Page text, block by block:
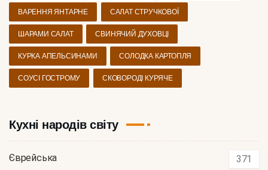
ВАРЕННЯ ЯНТАРНЕ САЛАТ СТРУЧКОВОЇ
ШАРАМИ САЛАТ СВИНЯЧИЙ ДУХОВЦІ
КУРКА АПЕЛЬСИНАМИ СОЛОДКА КАРТОПЛЯ
СОУСІ ГОСТРОМУ СКОВОРОДІ КУРЯЧЕ
Кухні народів світу
Єврейська 371